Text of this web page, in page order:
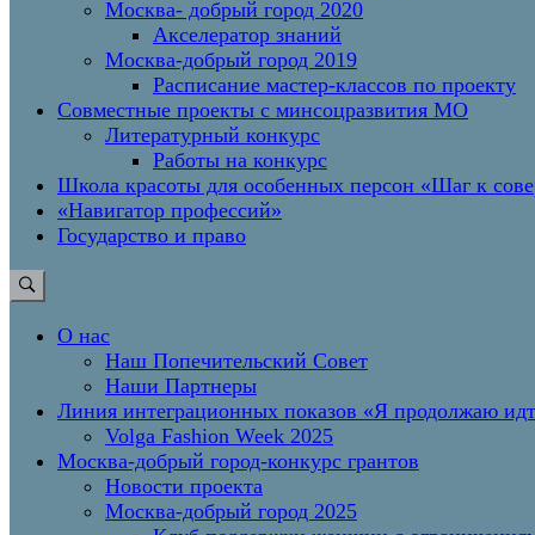
Москва- добрый город 2020
Акселератор знаний
Москва-добрый город 2019
Расписание мастер-классов по проекту
Совместные проекты с минсоцразвития МО
Литературный конкурс
Работы на конкурс
Школа красоты для особенных персон «Шаг к
«Навигатор профессий»
Государство и право
О нас
Наш Попечительский Совет
Наши Партнеры
Линия интеграционных показов «Я продолжаю
Volga Fashion Week 2025
Москва-добрый город-конкурс грантов
Новости проекта
Москва-добрый город 2025